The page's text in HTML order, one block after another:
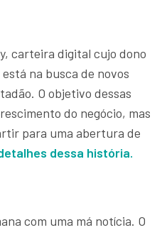
carteira digital cujo dono
na busca de novos
O objetivo dessas
do negócio, mas
para uma abertura de
dessa história.
com uma má notícia. O